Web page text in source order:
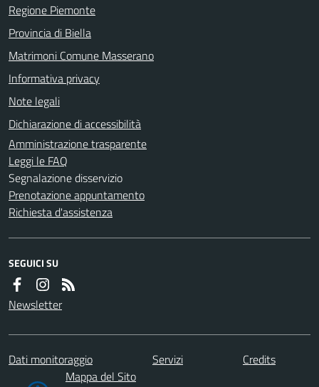
Regione Piemonte
Provincia di Biella
Matrimoni Comune Masserano
Informativa privacy
Note legali
Dichiarazione di accessibilità
Amministrazione trasparente
Leggi le FAQ
Segnalazione disservizio
Prenotazione appuntamento
Richiesta d'assistenza
SEGUICI SU
Newsletter
Dati monitoraggio Servizi
Credits
Mappa del Sito